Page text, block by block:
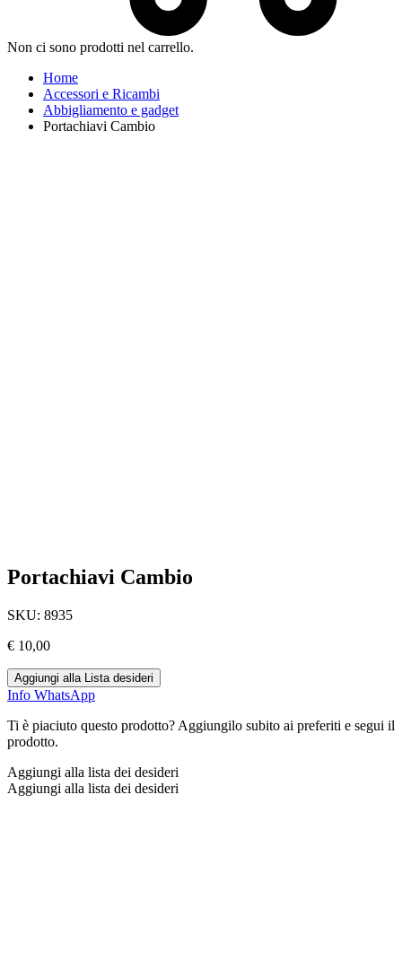
Non ci sono prodotti nel carrello.
Home
Accessori e Ricambi
Abbigliamento e gadget
Portachiavi Cambio
Portachiavi Cambio
SKU: 8935
€ 10,00
Aggiungi alla Lista desideri
Info WhatsApp
Ti è piaciuto questo prodotto? Aggiungilo subito ai preferiti e segui il
prodotto.
Aggiungi alla lista dei desideri
Aggiungi alla lista dei desideri